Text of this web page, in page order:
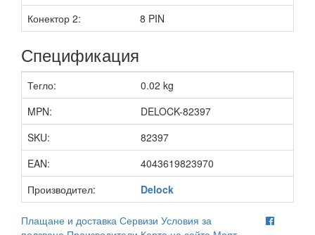
Конектор 2:
8 PIN
Спецификация
Тегло:
0.02 kg
MPN:
DELOCK-82397
SKU:
82397
EAN:
4043619823970
Производител:
Delock
Плащане и доставка Сервизи Условия за